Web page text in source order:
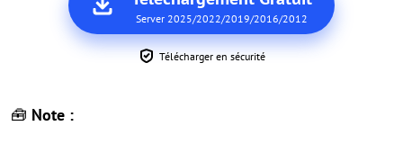
Server 2025/2022/2019/2016/2012
Télécharger en sécurité
🧰 Note :